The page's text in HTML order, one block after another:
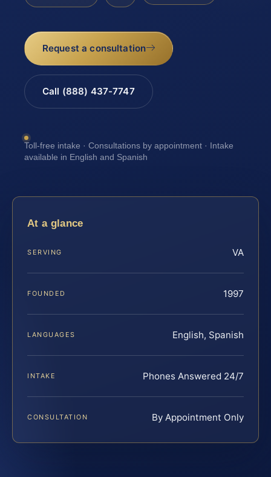
Request a consultation
Call (888) 437-7747
Toll-free intake · Consultations by appointment · Intake
available in English and Spanish
At a glance
SERVING VA
FOUNDED 1997
LANGUAGES English, Spanish
INTAKE Phones Answered 24/7
CONSULTATION By Appointment Only